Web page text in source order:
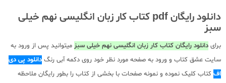
دانلود رایگان pdf کتاب کار زبان انگلیسی نهم خیلی
سبز
برای دانلود رایگان کتاب کار زبان انگلیسی نهم خیلی سبز میتوانید پس از ورود به
سایت عشق کتاب و ورود به صفحه مورد نظر خود روی دکمه آبی رنگ دانلود پی دی
اف کتاب کلیک نموده و نمونه صفحات با بخشی از کتاب را بطور رایگان ملاحظه